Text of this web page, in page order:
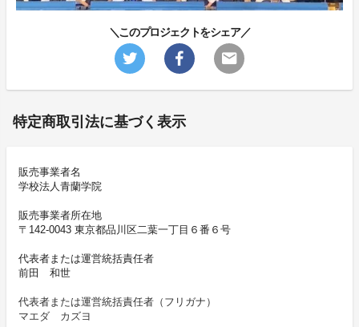
＼このプロジェクトをシェア／
特定商取引法に基づく表示
販売事業者名
学校法人青蘭学院
販売事業者所在地
〒142-0043 東京都品川区二葉一丁目６番６号
代表者または運営統括責任者
前田 和世
代表者または運営統括責任者（フリガナ）
マエダ カズヨ